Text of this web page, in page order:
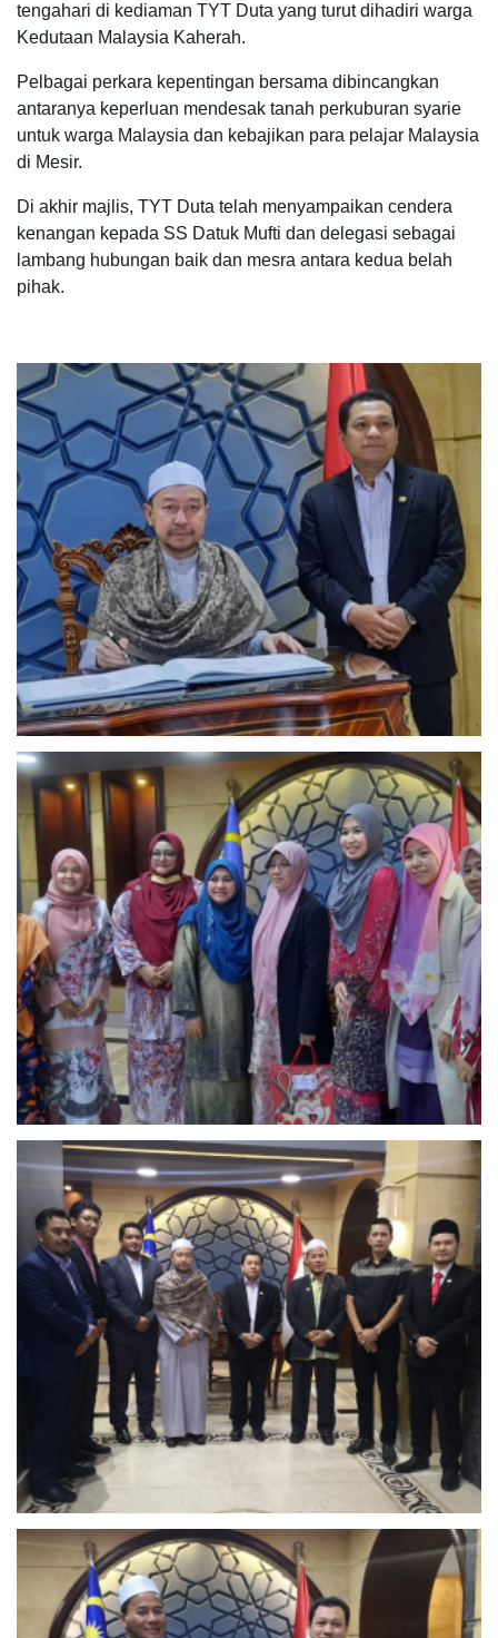
tengahari di kediaman TYT Duta yang turut dihadiri warga
Kedutaan Malaysia Kaherah.
Pelbagai perkara kepentingan bersama dibincangkan
antaranya keperluan mendesak tanah perkuburan syarie
untuk warga Malaysia dan kebajikan para pelajar Malaysia
di Mesir.
Di akhir majlis, TYT Duta telah menyampaikan cendera
kenangan kepada SS Datuk Mufti dan delegasi sebagai
lambang hubungan baik dan mesra antara kedua belah
pihak.